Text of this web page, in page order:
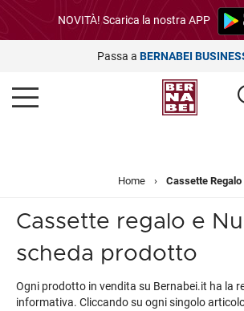
NOVITÀ! Scarica la nostra APP
Passa a BERNABEI
Home › Cassette Regalo
Cassette regalo e
scheda prodotto
Ogni prodotto in vendita su Bernabei.it ha la
informativa. Cliccando su ogni singolo